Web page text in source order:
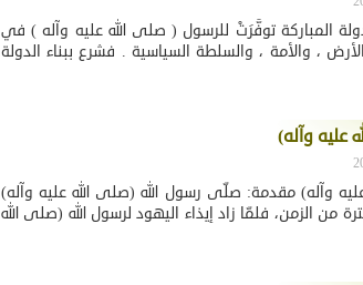
المباركة توفَّرَتْ للرسول ( صلى الله عليه وآله ) في
، والأمة ، والسلطة السياسية . فشرع ببناء الدولة
عليه وآله)
وآله) مقدمة: صلّى رسول الله (صلى الله عليه وآله)
الزمن، فلمّا زاد إيذاء اليهود لرسول الله (صلى الله